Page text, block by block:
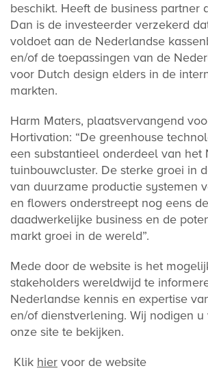
beschikt. Heeft de business partner
Dan is de investeerder verzekerd
voldoet aan de Nederlandse
en/of de toepassingen van de
voor Dutch design elders in de
markten.
Harm Maters, plaatsvervangend
Hortivation: “De greenhouse
een substantieel onderdeel van het
tuinbouwcluster. De sterke groei in
van duurzame productie systemen
en flowers onderstreept nog eens
daadwerkelijke business en de
markt groei in de wereld”.
Mede door de website is het
stakeholders wereldwijd te
Nederlandse kennis en expertise
en/of dienstverlening. Wij nodigen
onze site te bekijken.
Klik hier voor de website